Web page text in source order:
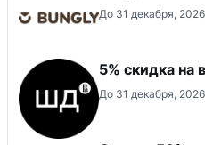
До 31 декабря, 2026
5% скидка на
До 31 декабря, 2026